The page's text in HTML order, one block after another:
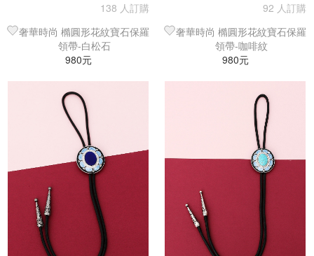
138 人訂購
奢華時尚 橢圓形花紋寶石保羅
領帶-白松石
980元
92 人訂購
奢華時尚 橢圓形花紋寶石保羅
領帶-咖啡紋
980元